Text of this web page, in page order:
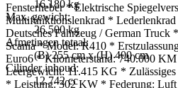
Fensterheber * Elektrische
Multifunktionslenkrad *
Deutsches Fahrzeug / German
Scania * Model: R410 *
Euro6 * Kilometerstand: 740.000
Leergewicht: 11.415 KG *
* Leistung: 302 KW * Federung:
16.180 kg
Max. gewicht:
26.500 kg
Afmetingen totaal:
(B) 255 cm x (H) 400 cm
Cilinder inhoud:
12.742 cc